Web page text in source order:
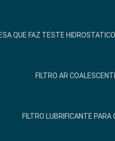
QUE FAZ TESTE HIDROSTATICO
FILTRO AR
FILTRO LUBRIFICANTE PARA